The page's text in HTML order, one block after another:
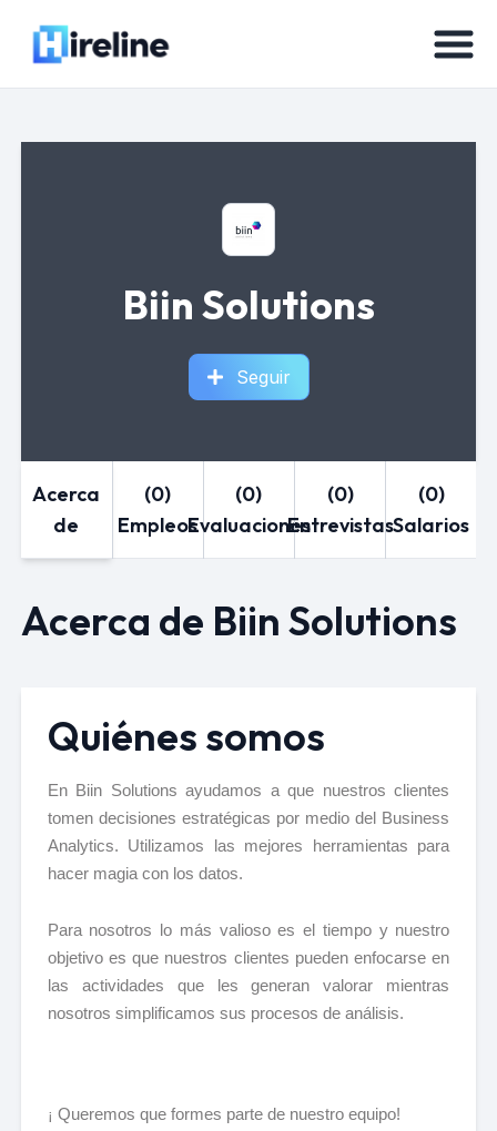
Biin Solutions
Seguir
Acerca
de
(0)
Empleos
(0)
Evaluaciones
(0)
Entrevistas
(0)
Salarios
Acerca de Biin Solutions
Quiénes somos
En Biin Solutions ayudamos a que nuestros clientes
tomen decisiones estratégicas por medio del Business
Analytics. Utilizamos las mejores herramientas para
hacer magia con los datos.
Para nosotros lo más valioso es el tiempo y nuestro
objetivo es que nuestros clientes pueden enfocarse en
las actividades que les generan valorar mientras
nosotros simplificamos sus procesos de análisis.
¡ Queremos que formes parte de nuestro equipo!